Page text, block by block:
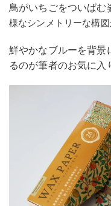
鳥がいちごをついば
様なシンメトリーな構図
鮮やかなブルーを背景
るのが筆者のお気に